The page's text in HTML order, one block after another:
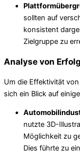
sollten auf
konsistent
Zielgruppe zu
Analyse von
Um die Effektivität
sich ein Blick auf
nutzte 3D-
Möglichkeit zu
Dies führte zu